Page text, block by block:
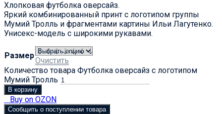
Хлопковая футболка оверсайз.
Яркий комбинированный принт с логотипом группы
Мумий Тролль и фрагментами картины Ильи Лагутенко.
Унисекс-модель с широкими рукавами.
Размер
Очистить
Количество товара Футболка оверсайз с логотипом
Мумий Тролль
В корзину
Buy on OZON
Сообщить о поступлении товара